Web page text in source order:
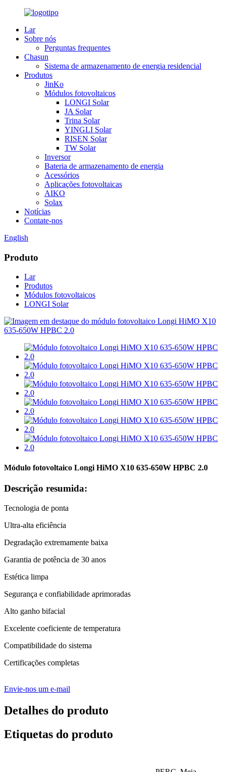
Lar
Sobre nós
Perguntas frequentes
Chasun
Sistema de armazenamento de energia residencial
Produtos
JinKo
Módulos fotovoltaicos
LONGI Solar
JA Solar
Trina Solar
YINGLI Solar
RISEN Solar
TW Solar
Inversor
Bateria de armazenamento de energia
Acessórios
Aplicações fotovoltaicas
AIKO
Solax
Notícias
Contate-nos
English
Produto
Lar
Produtos
Módulos fotovoltaicos
LONGI Solar
Módulo fotovoltaico Longi HiMO X10 635-650W HPBC 2.0
Descrição resumida:
Tecnologia de ponta
Ultra-alta eficiência
Degradação extremamente baixa
Garantia de potência de 30 anos
Estética limpa
Segurança e confiabilidade aprimoradas
Alto ganho bifacial
Excelente coeficiente de temperatura
Compatibilidade do sistema
Certificações completas
Envie-nos um e-mail
Detalhes do produto
Etiquetas do produto